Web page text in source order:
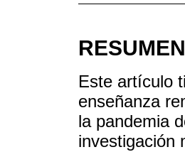
RESUMEN
Este artículo
enseñanza
la pandemia
investigación